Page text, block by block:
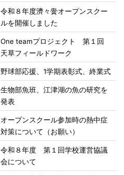
令和８年度濟々黌オープンスクー
ルを開催しました
One teamプロジェクト 第１回
天草フィールドワーク
野球部応援、1学期表彰式、終業式
生物部魚班、江津湖の魚の研究を
発表
オープンスクール参加時の熱中症
対策について（お願い）
令和８年度 第１回学校運営協議
会について